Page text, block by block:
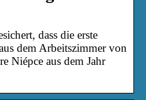
dass die erste
dem Arbeitszimmer von
Niépce aus dem Jahr